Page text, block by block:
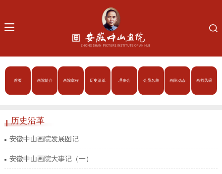
首页 画院简介 画院章程 历史沿革 理事会 会员名单 画院动态 画师风采
历史沿革
安徽中山画院发展图记
安徽中山画院大事记（一）